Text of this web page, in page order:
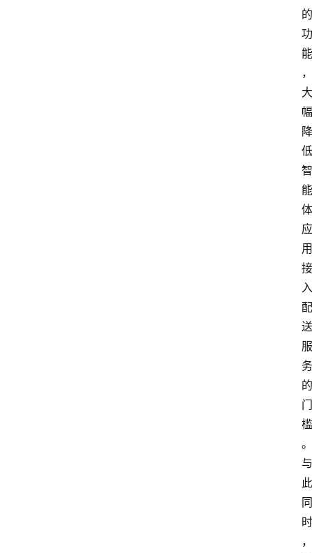
的
功
能
，
大
幅
降
低
智
能
体
应
用
接
入
配
送
服
务
的
门
槛
。
与
此
同
时
，